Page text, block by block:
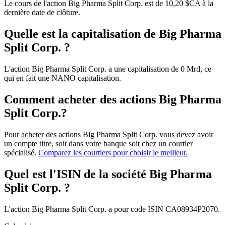
Le cours de l'action Big Pharma Split Corp. est de 10,20 $CA à la
dernière date de clôture.
Quelle est la capitalisation de Big Pharma
Split Corp. ?
L'action Big Pharma Split Corp. a une capitalisation de 0 Mrd, ce
qui en fait une NANO capitalisation.
Comment acheter des actions Big Pharma
Split Corp.?
Pour acheter des actions Big Pharma Split Corp. vous devez avoir
un compte titre, soit dans votre banque soit chez un courtier
spécialisé. Comparez les courtiers pour choisir le meilleur.
Quel est l'ISIN de la société Big Pharma
Split Corp. ?
L'action Big Pharma Split Corp. a pour code ISIN CA08934P2070.